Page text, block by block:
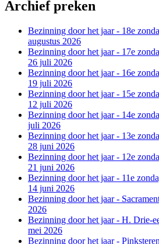
Archief preken
Bezinning door het jaar - 18e
augustus 2026
Bezinning door het jaar - 17e
26 juli 2026
Bezinning door het jaar - 16e
19 juli 2026
Bezinning door het jaar - 15e
12 juli 2026
Bezinning door het jaar - 14e
juli 2026
Bezinning door het jaar - 13e
28 juni 2026
Bezinning door het jaar - 12e
21 juni 2026
Bezinning door het jaar - 11e
14 juni 2026
Bezinning door het jaar -
2026
Bezinning door het jaar - H. Drie-
mei 2026
Bezinning door het jaar -